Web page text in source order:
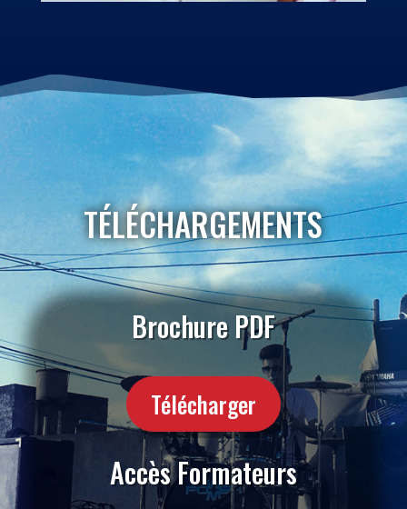
TÉLÉCHARGEMENTS
Brochure PDF
Télécharger
Accès Formateurs